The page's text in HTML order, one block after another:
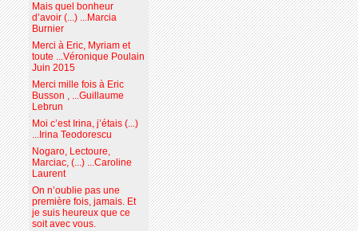
Mais quel bonheur
d’avoir (...) ...Marcia
Burnier
Merci à Eric, Myriam et
toute ...Véronique Poulain
Juin 2015
Merci mille fois à Eric
Busson , ...Guillaume
Lebrun
Moi c’est Irina, j’étais (...)
...Irina Teodorescu
Nogaro, Lectoure,
Marciac, (...) ...Caroline
Laurent
On n’oublie pas une
première fois, jamais. Et
je suis heureux que ce
soit avec vous.